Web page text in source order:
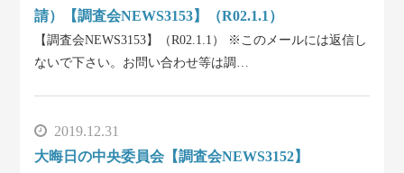
請）【調査会NEWS3153】（R02.1.1）
【調査会NEWS3153】（R02.1.1） ※このメールには返信し
ないで下さい。お問い合わせ等は調…
2019.12.31
大晦日の中央委員会【調査会NEWS3152】